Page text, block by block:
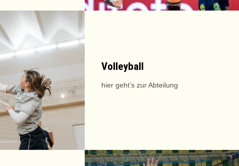
Volleyball
hier geht’s zur Abteilung